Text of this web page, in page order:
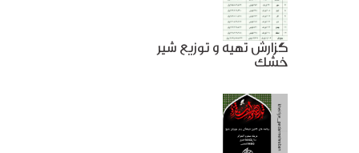
گزارش تهیه و توزیع شیر
خشک